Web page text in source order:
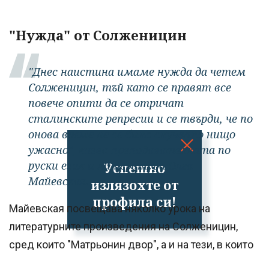
Успешно
излязохте от
профила си!
"Нужда" от Солженицин
"Днес наистина имаме нужда да четем
Солженицин, тъй като се правят все
повече опити да се отричат
сталинските репресии и се твърди, че по
онова време не се било случвало нищо
ужасно", казва преподавателката по
руски език и литература Олга
Майевская.
Майевская посвещава няколко урока на
литературните произведения на Солженицин,
сред които "Матрьонин двор", а и на тези, в които